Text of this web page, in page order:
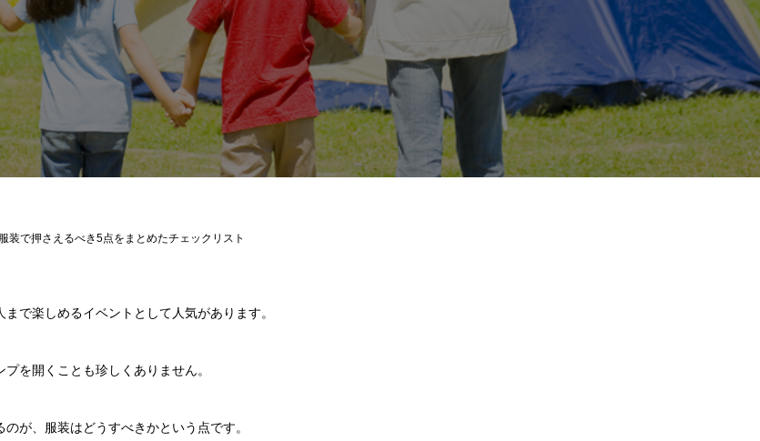
装で押さえるべき5点をまとめたチェックリスト
で楽しめるイベントとして人気があります。
を開くことも珍しくありません。
が、服装はどうすべきかという点です。